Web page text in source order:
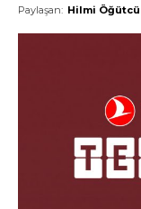
Paylaşan: Hilmi Öğütcü